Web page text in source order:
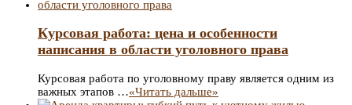
Курсовая работа: цена и особенности
написания в области уголовного права
Курсовая работа по уголовному праву является одним из
важных этапов …«Читать дальше»